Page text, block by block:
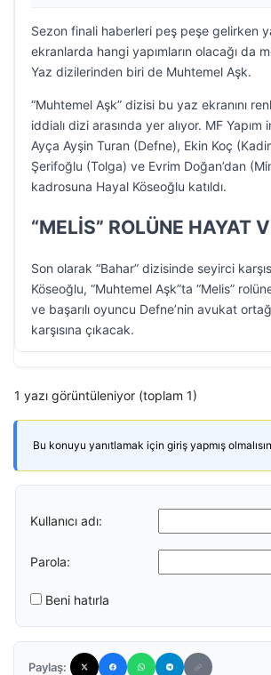
Sezon finali haberleri peş peşe gelirken
ekranlarda hangi yapımların olacağı da
Yaz dizilerinden biri de Muhtemel Aşk.
“Muhtemel Aşk” dizisi bu yaz ekranını
iddialı dizi arasında yer alıyor. MF Yapım
Ayça Ayşin Turan (Defne), Ekin Koç
Şerifoğlu (Tolga) ve Evrim Doğan’dan
kadrosuna Hayal Köseoğlu katıldı.
“MELİS” ROLÜNE HAYAT
Son olarak “Bahar” dizisinde seyirci
Köseoğlu, “Muhtemel Aşk”ta “Melis”
ve başarılı oyuncu Defne’nin avukat
karşısına çıkacak.
1 yazı görüntüleniyor (toplam 1)
Bu konuyu yanıtlamak için giriş yapmış
Kullanıcı adı:
Parola:
Beni hatırla
Paylaş: